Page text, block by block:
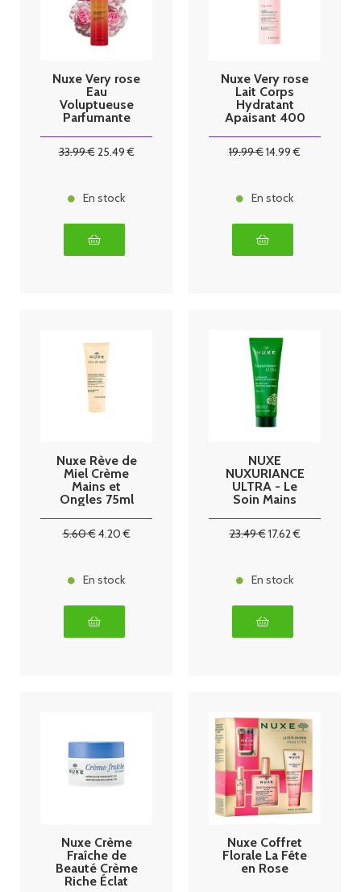
Nuxe Very rose
Eau
Voluptueuse
Parfumante
33.99€25.49€
En stock
Nuxe Very rose
Lait Corps
Hydratant
Apaisant 400
19.99€14.99 €
En stock
Nuxe Rève de
Miel Crème
Mains et
Ongles 75ml
5.60€4.20€
En stock
NUXE
NUXURIANCE
ULTRA - Le
Soin Mains
Peaux Sèches,
23.49€17.62€
En stock
Nuxe Crème
Fraîche de
Beauté Crème
Riche Éclat
Nuxe Coffret
Florale La Fête
en Rose